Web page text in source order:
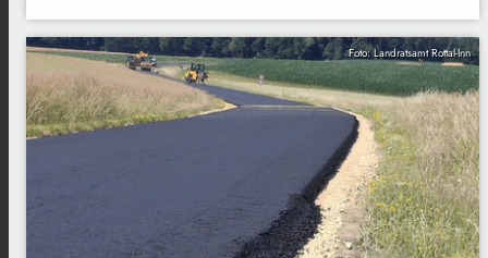
Foto: Landratsamt Rottal-Inn